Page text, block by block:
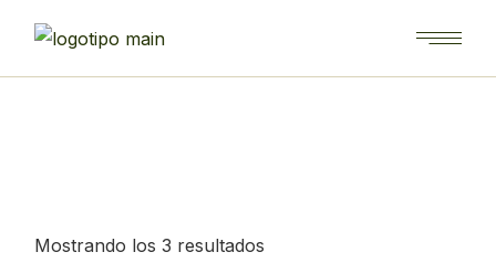
contenido
Mostrando los 3 resultados